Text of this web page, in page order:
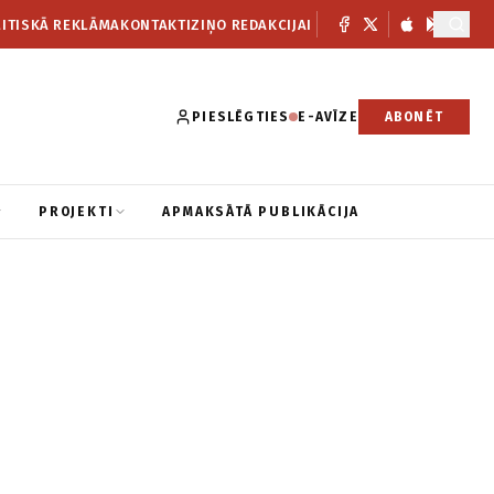
REKLĀMAKONTAKTIZIŅO REDAKCIJAI
PIESLĒGTIES E-AVĪZE ABONĒT
PROJEKTI APMAKSĀTĀ PUBLIKĀCIJA